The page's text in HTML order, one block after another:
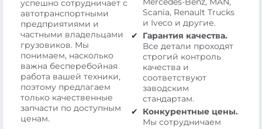
успешно сотрудничает с
автотранспортными
предприятиями и
частными владельцами
грузовиков. Мы
понимаем, насколько
важна бесперебойная
работа вашей техники,
поэтому предлагаем
только качественные
запчасти по доступным
ценам.
Scania, Renault Trucks
и Iveco и другие.
Гарантия качества.
Все детали проходят
строгий контроль
качества и
соответствуют
заводским
стандартам.
Конкурентные цены.
Мы сотрудничаем